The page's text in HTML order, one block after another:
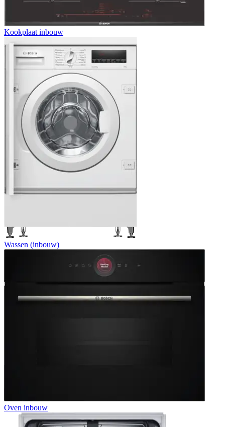
Kookplaat inbouw
Wassen (inbouw)
Oven inbouw